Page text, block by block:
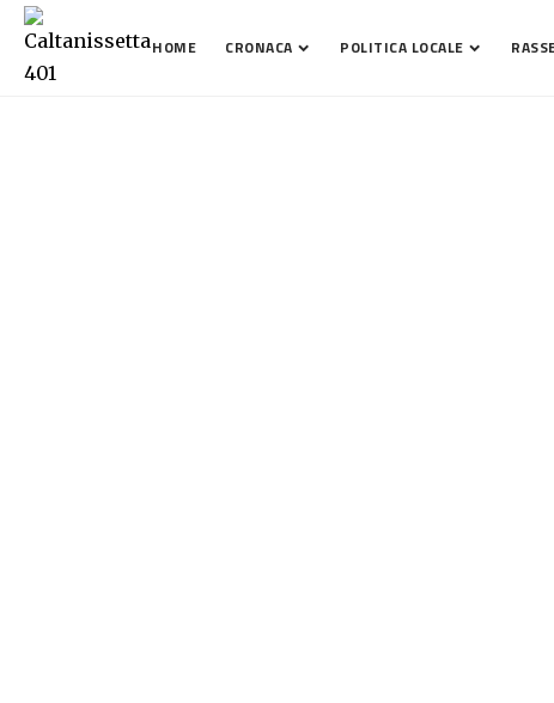
HOME CRONACA POLITICA LOCALE